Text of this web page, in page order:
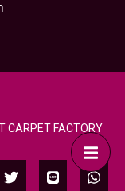
CARPET FACTORY